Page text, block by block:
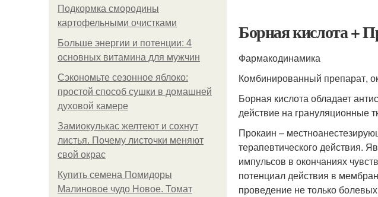
Подкормка смородины
картофельными очистками
Больше энергии и потенции: 4
основных витамина для мужчин
Сэкономьте сезонное яблоко:
простой способ сушки в домашней
духовой камере
Замиокулькас желтеют и сохнут
листья. Почему листочки меняют
свой окрас
Купить семена Помидоры
Малиновое чудо Новое. Томат
Борная кислота +
Фармакодинамика
Комбинированный препарат,
Борная кислота обладает
действие на грануляционные
Прокаин –
терапевтического действия.
импульсов в окончаниях
потенциал действия в
проведение не только